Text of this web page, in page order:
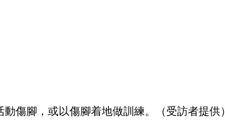
傷腳，或以傷腳着地做訓練。（受訪者提供）